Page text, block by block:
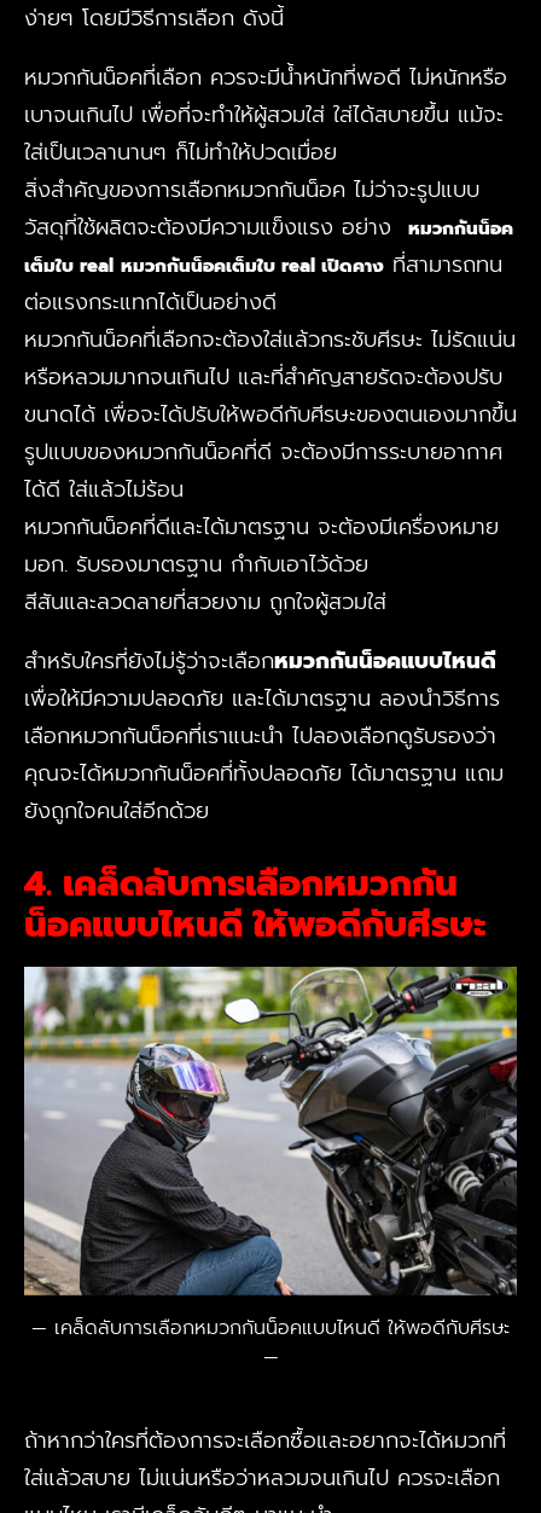
ง่ายๆ โดยมีวิธีการเลือก ดังนี้
หมวกกันน็อคที่เลือก ควรจะมีน้ำหนักที่พอดี ไม่หนักหรือ
เบาจนเกินไป เพื่อที่จะทำให้ผู้สวมใส่ ใส่ได้สบายขึ้น แม้จะ
ใส่เป็นเวลานานๆ ก็ไม่ทำให้ปวดเมื่อย
สิ่งสำคัญของการเลือกหมวกกันน็อค ไม่ว่าจะรูปแบบ
วัสดุที่ใช้ผลิตจะต้องมีความแข็งแรง อย่าง
หมวกกันน็อค
เต็มใบ real หมวกกันน็อคเต็มใบ real เปิดคาง ที่สามารถทน
ต่อแรงกระแทกได้เป็นอย่างดี
หมวกกันน็อคที่เลือกจะต้องใส่แล้วกระชับศีรษะ ไม่รัดแน่น
หรือหลวมมากจนเกินไป และที่สำคัญสายรัดจะต้องปรับ
ขนาดได้ เพื่อจะได้ปรับให้พอดีกับศีรษะของตนเองมากขึ้น
รูปแบบของหมวกกันน็อคที่ดี จะต้องมีการระบายอากาศ
ได้ดี ใส่แล้วไม่ร้อน
หมวกกันน็อคที่ดีและได้มาตรฐาน จะต้องมีเครื่องหมาย
มอก. รับรองมาตรฐาน กำกับเอาไว้ด้วย
สีสันและลวดลายที่สวยงาม ถูกใจผู้สวมใส่
สำหรับใครที่ยังไม่รู้ว่าจะเลือกหมวกกันน็อคแบบไหนดี
เพื่อให้มีความปลอดภัย และได้มาตรฐาน ลองนำวิธีการ
เลือกหมวกกันน็อคที่เราแนะนำ ไปลองเลือกดูรับรองว่า
คุณจะได้หมวกกันน็อคที่ทั้งปลอดภัย ได้มาตรฐาน แถม
ยังถูกใจคนใส่อีกด้วย
4. เคล็ดลับการเลือกหมวกกัน
น็อคแบบไหนดีให้พอดีกับศีรษะ
เคล็ดลับการเลือกหมวกกันน็อคแบบไหนดี ให้พอดีกับศีรษะ
ถ้าหากว่าใครที่ต้องการจะเลือกซื้อและอยากจะได้หมวกที่
ใส่แล้วสบาย ไม่แน่นหรือว่าหลวมจนเกินไป ควรจะเลือก